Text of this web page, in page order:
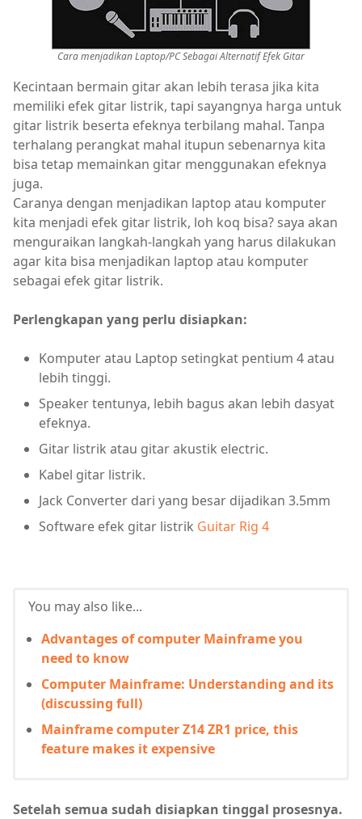
Cara menjadikan Laptop/PC Sebagai Alternatif Efek Gitar
Kecintaan bermain gitar akan lebih terasa jika kita
memiliki efek gitar listrik, tapi sayangnya harga untuk
gitar listrik beserta efeknya terbilang mahal. Tanpa
terhalang perangkat mahal itupun sebenarnya kita
bisa tetap memainkan gitar menggunakan efeknya
juga.
Caranya dengan menjadikan laptop atau komputer
kita menjadi efek gitar listrik, loh koq bisa? saya akan
menguraikan langkah-langkah yang harus dilakukan
agar kita bisa menjadikan laptop atau komputer
sebagai efek gitar listrik.
Perlengkapan yang perlu disiapkan:
Komputer atau Laptop setingkat pentium 4 atau
lebih tinggi.
Speaker tentunya, lebih bagus akan lebih dasyat
efeknya.
Gitar listrik atau gitar akustik electric.
Kabel gitar listrik.
Jack Converter dari yang besar dijadikan 3.5mm
Software efek gitar listrik Guitar Rig 4
You may also like...
Advantages of computer Mainframe you
need to know
Computer Mainframe: Understanding and its
(discussing full)
Mainframe computer Z14 ZR1 price, this
feature makes it expensive
Setelah semua sudah disiapkan tinggal prosesnya.